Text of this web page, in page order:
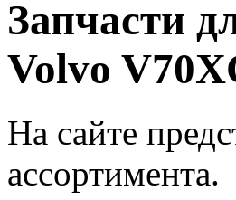
Запчасти
Volvo
На сайте
ассортимента.